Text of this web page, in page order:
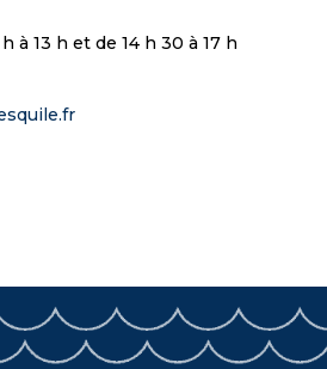
à 13 h et de 14 h 30 à 17 h